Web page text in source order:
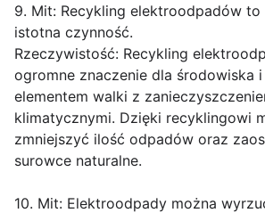
9. Mit: Recykling elektroodpadów to
istotna czynność.
Rzeczywistość: Recykling
ogromne znaczenie dla środowiska
elementem walki z
klimatycznymi. Dzięki recyklingowi
zmniejszyć ilość odpadów oraz
surowce naturalne.
10. Mit: Elektroodpady można